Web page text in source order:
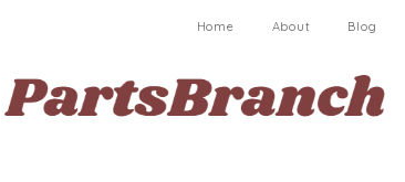
Home About Blog